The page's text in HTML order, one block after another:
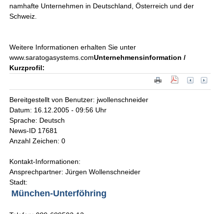
namhafte Unternehmen in Deutschland, Österreich und der
Schweiz.
Weitere Informationen erhalten Sie unter
www.saratogasystems.comUnternehmensinformation /
Kurzprofil:
Bereitgestellt von Benutzer: jwollenschneider
Datum: 16.12.2005 - 09:56 Uhr
Sprache: Deutsch
News-ID 17681
Anzahl Zeichen: 0
Kontakt-Informationen:
Ansprechpartner: Jürgen Wollenschneider
Stadt:
München-Unterföhring